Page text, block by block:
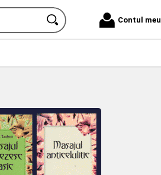
Contul meu